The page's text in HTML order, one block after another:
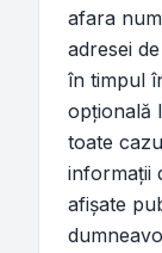
afara
adresei
în timpul
opţională
toate
informaţii
afişate